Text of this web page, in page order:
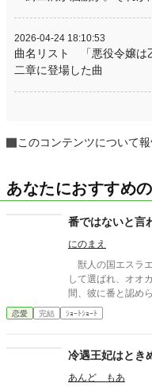
2026-04-24 18:10:53
曲名リスト 「悪役令嬢は
二章に登場した曲
このコンテンツについて
あなたにおすすめ
番ではないと言
にのまえ
獣人の国エスラ
して選ばれ、オオ
間、彼に番と認め
まま冷遇され続ける。 それでも王妃として国に尽くして
ノーだったが、あ
決意し、国を去ろうとする。 しかしその
家の襲撃に遭い、
に広域回復魔法で多くの命を救う
恋愛 完結 ｼｮｰﾄｼｮｰﾄ
冷遇王妃はとき
あんど もあ